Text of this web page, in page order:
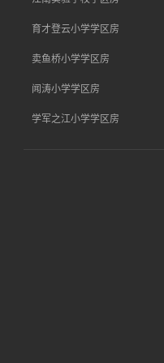
育才登云小学学区房
卖鱼桥小学学区房
闻涛小学学区房
学军之江小学学区房